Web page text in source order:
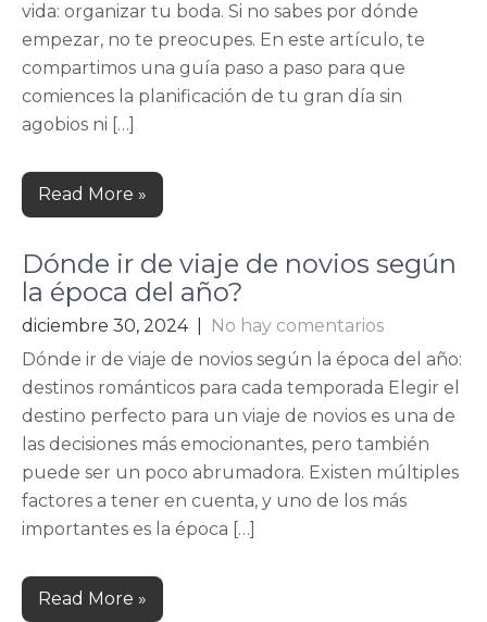
vida: organizar tu boda. Si no sabes por dónde
empezar, no te preocupes. En este artículo, te
compartimos una guía paso a paso para que
comiences la planificación de tu gran día sin
agobios ni […]
Read More »
Dónde ir de viaje de novios según
la época del año?
diciembre 30, 2024
No hay comentarios
Dónde ir de viaje de novios según la época del año:
destinos románticos para cada temporada Elegir el
destino perfecto para un viaje de novios es una de
las decisiones más emocionantes, pero también
puede ser un poco abrumadora. Existen múltiples
factores a tener en cuenta, y uno de los más
importantes es la época […]
Read More »